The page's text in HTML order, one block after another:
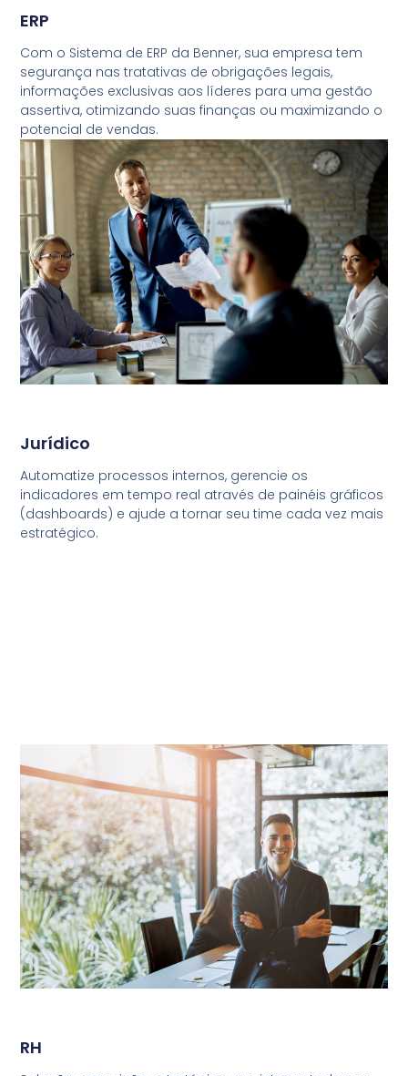
ERP
Com o Sistema de ERP da Benner, sua empresa tem
segurança nas tratativas de obrigações legais,
informações exclusivas aos líderes para uma gestão
assertiva, otimizando suas finanças ou maximizando o
potencial de vendas.
Jurídico
Automatize processos internos, gerencie os
indicadores em tempo real através de painéis gráficos
(dashboards) e ajude a tornar seu time cada vez mais
estratégico.
RH